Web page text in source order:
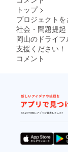
トップ >
プロジェクトを
社会・問題提起
岡山のドライ
支援ください！
コメント